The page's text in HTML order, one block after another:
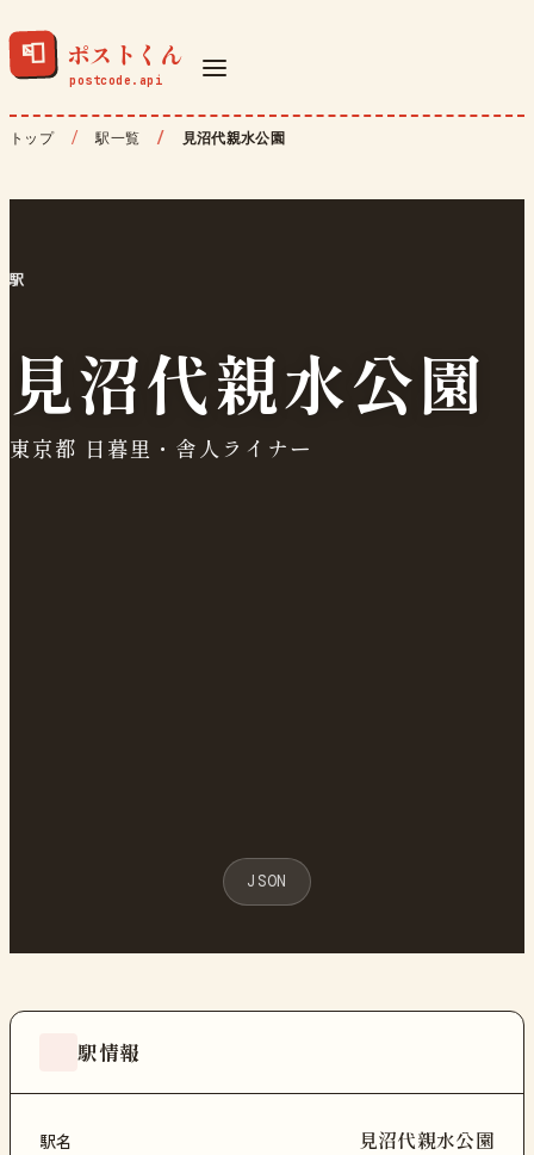
📮 ポストくん
トップ 駅一覧 見沼代親水公園
駅
見沼代親水公園
東京都 日暮里・舎人ライナー
JSON
駅情報
駅名 見沼代親水公園